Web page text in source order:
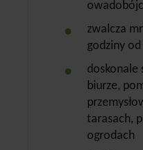
zwalcza
godziny
doskonale
biurze,
tarasach,
ogrodach